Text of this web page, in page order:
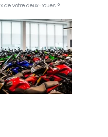
de votre deux-roues ?